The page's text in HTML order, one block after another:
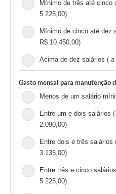
Mínimo de três até cinco
5.225,00)
Mínimo de cinco até dez
R$ 10.450,00)
Acima de dez salários (
Gasto mensal para manutenção
Menos de um salário
Entre um e dois salários
2.090,00)
Entre dois e três salários
3.135,00)
Entre três e cinco
5.225,00)